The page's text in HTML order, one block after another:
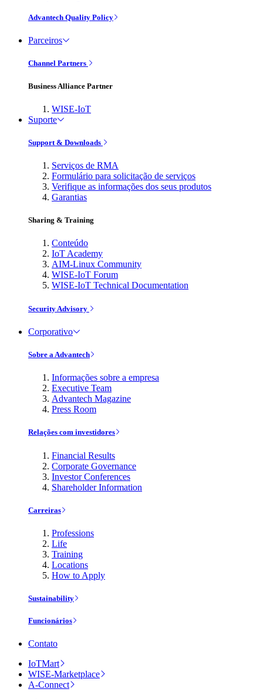
Advantech Quality Policy
Parceiros
Channel Partners
Business Alliance Partner
WISE-IoT
Suporte
Support & Downloads
Serviços de RMA
Formulário para solicitação de serviços
Verifique as informações dos seus produtos
Garantias
Sharing & Training
Conteúdo
IoT Academy
AIM-Linux Community
WISE-IoT Forum
WISE-IoT Technical Documentation
Security Advisory
Corporativo
Sobre a Advantech
Informações sobre a empresa
Executive Team
Advantech Magazine
Press Room
Relações com investidores
Financial Results
Corporate Governance
Investor Conferences
Shareholder Information
Carreiras
Professions
Life
Training
Locations
How to Apply
Sustainability
Funcionários
Contato
IoTMart
WISE-Marketplace
A-Connect